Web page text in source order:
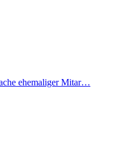
ehemaliger Mitar…